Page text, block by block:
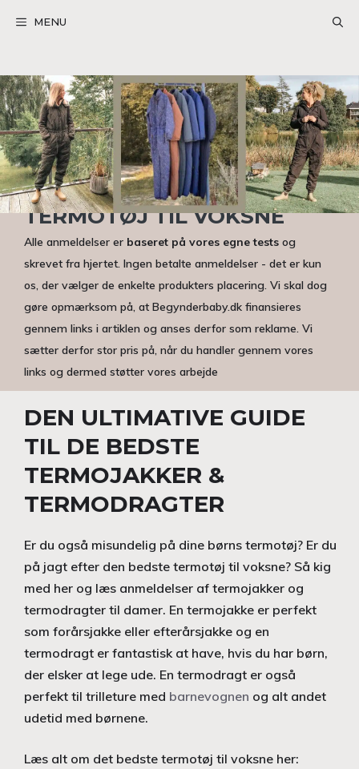
MENU
TERMOTØJ TIL VOKSNE
Alle anmeldelser er baseret på vores egne tests og
skrevet fra hjertet. Ingen betalte anmeldelser - det er kun
os, der vælger de enkelte produkters placering. Vi skal dog
gøre opmærksom på, at Begynderbaby.dk finansieres
gennem links i artiklen og anses derfor som reklame. Vi
sætter derfor stor pris på, når du handler gennem vores
links og dermed støtter vores arbejde
DEN ULTIMATIVE GUIDE
TIL DE BEDSTE
TERMOJAKKER &
TERMODRAGTER
Er du også misundelig på dine børns termotøj? Er du
på jagt efter den bedste termotøj til voksne? Så kig
med her og læs anmeldelser af termojakker og
termodragter til damer. En termojakke er perfekt
som forårsjakke eller efterårsjakke og en
termodragt er fantastisk at have, hvis du har børn,
der elsker at lege ude. En termodragt er også
perfekt til trilleture med barnevognen og alt andet
udetid med børnene.
Læs alt om det bedste termotøj til voksne her: